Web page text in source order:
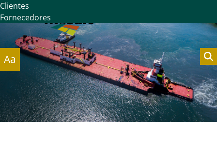
Clientes
Fornecedores
Aa